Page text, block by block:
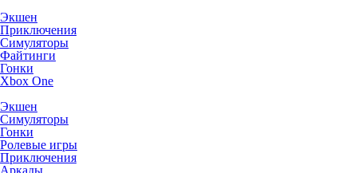
Экшен
Приключения
Симуляторы
Файтинги
Гонки
Xbox One
Экшен
Симуляторы
Гонки
Ролевые игры
Приключения
Аркады